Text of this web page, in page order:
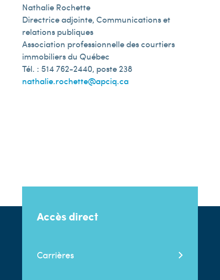
Nathalie Rochette
Directrice adjointe, Communications et
relations publiques
Association professionnelle des courtiers
immobiliers du Québec
Tél. : 514 762-2440, poste 238
nathalie.rochette@apciq.ca
Accès direct
Carrières